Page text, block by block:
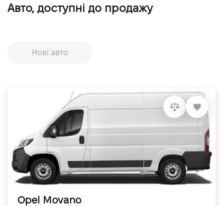
Авто, доступні до продажу
Нові авто
Opel Movano